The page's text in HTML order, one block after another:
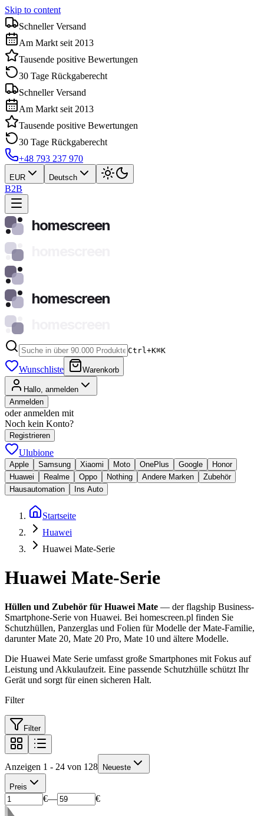
Skip to content
Schneller Versand
Am Markt seit 2013
Tausende positive Bewertungen
30 Tage Rückgaberecht
Schneller Versand
Am Markt seit 2013
Tausende positive Bewertungen
30 Tage Rückgaberecht
+48 793 237 970
EUR Deutsch
B2B
homescreen
homescreen
Ctrl+K⌘K
Wunschliste Warenkorb
Hallo, anmelden
Anmelden
oder anmelden mit
Noch kein Konto?
Registrieren
Ulubione
Apple Samsung Xiaomi Moto OnePlus Google
Honor
Huawei
Realme Oppo Nothing Andere Marken
Zubehör
Hausautomation
Ins Auto
Startseite
Huawei
Huawei Mate-Serie
Huawei Mate-Serie
Hüllen und Zubehör für Huawei Mate — der flagship Business-
Smartphone-Serie von Huawei. Bei homescreen.pl finden Sie
Schutzhüllen, Panzerglas und Folien für Modelle der Mate-Familie,
darunter Mate 20, Mate 20 Pro, Mate 10 und ältere Modelle.
Die Huawei Mate Serie umfasst große Smartphones mit Fokus auf
Leistung und Akkulaufzeit. Eine passende Schutzhülle schützt Ihr
Gerät und sorgt für einen sicheren Halt.
Filter
Filter
Anzeigen 1 - 24 von 128 Neueste
Preis
€— €